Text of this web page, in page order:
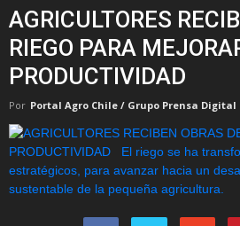
AGRICULTORES
RIEGO PARA
PRODUCTIVIDAD
Por Portal Agro Chile / Grupo Prensa Digital